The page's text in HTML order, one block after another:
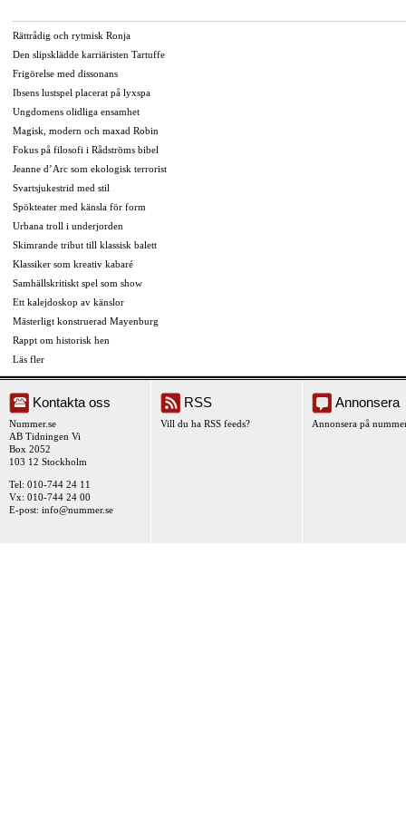
Rättrådig och rytmisk Ronja
Den slipsklädde karriäristen Tartuffe
Frigörelse med dissonans
Ibsens lustspel placerat på lyxspa
Ungdomens olidliga ensamhet
Magisk, modern och maxad Robin
Fokus på filosofi i Rådströms bibel
Jeanne d’Arc som ekologisk terrorist
Svartsjukestrid med stil
Spökteater med känsla för form
Urbana troll i underjorden
Skimrande tribut till klassisk balett
Klassiker som kreativ kabaré
Samhällskritiskt spel som show
Ett kalejdoskop av känslor
Mästerligt konstruerad Mayenburg
Rappt om historisk hen
Läs fler
Kontakta oss
Nummer.se
AB Tidningen Vi
Box 2052
103 12 Stockholm
Tel: 010-744 24 11
Vx: 010-744 24 00
E-post: info@nummer.se
RSS
Vill du ha RSS feeds?
Annonsera
Annonsera på